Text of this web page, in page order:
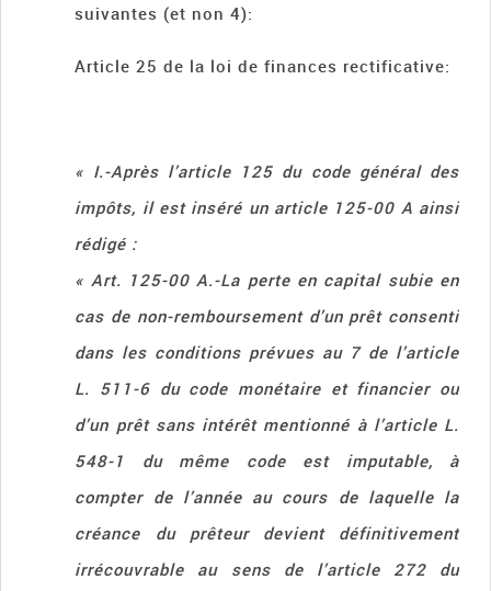
suivantes (et non 4):
Article 25 de la loi de finances rectificative:
« I.-Après l’article 125 du code général des
impôts, il est inséré un article 125-00 A ainsi
rédigé :
« Art. 125-00 A.-La perte en capital subie en
cas de non-remboursement d’un prêt consenti
dans les conditions prévues au 7 de l’article
L. 511-6 du code monétaire et financier ou
d’un prêt sans intérêt mentionné à l’article L.
548-1 du même code est imputable, à
compter de l’année au cours de laquelle la
créance du prêteur devient définitivement
irrécouvrable au sens de l’article 272 du